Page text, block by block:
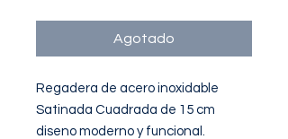
oferta
Agotado
Regadera de acero inoxidable
Satinada Cuadrada de 15 cm
diseno moderno y funcional.